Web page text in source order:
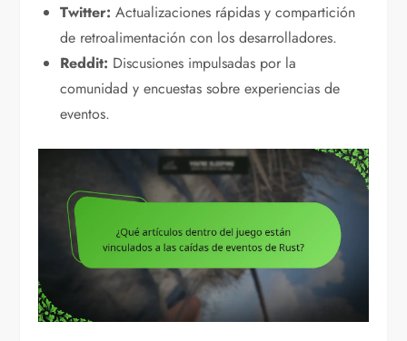
Twitter: Actualizaciones rápidas y compartición
de retroalimentación con los desarrolladores.
Reddit: Discusiones impulsadas por la
comunidad y encuestas sobre experiencias de
eventos.